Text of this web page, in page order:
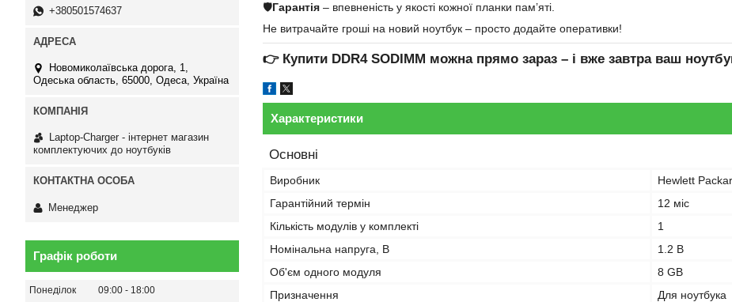
🛡Гарантія – впевненість у якості кожної планки пам’яті.
Не витрачайте гроші на новий ноутбук – просто додайте оперативки!
👉 Купити DDR4 SODIMM можна прямо зараз – і вже завтра ваш
Характеристики
Основні
Виробник
Hewlett
Гарантійний термін
12 міс
Кількість модулів у комплекті
1
Номінальна напруга, В
1.2 В
Об'єм одного модуля
8 GB
Призначення
Для ноутбука
+380501574637
Новомиколаївська дорога, 1,
Одеська область, 65000, Одеса, Україна
Laptop-Charger - інтернет магазин
комплектуючих до ноутбуків
Менеджер
Графік роботи
Понеділок 09:00
18:00